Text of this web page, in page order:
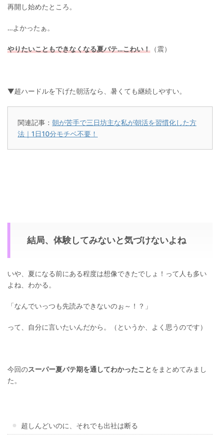
再開し始めたところ。
…よかったぁ。
やりたいこともできなくなる夏バテ…こわい！ （震）
▼超ハードルを下げた朝活なら、暑くても継続しやすい。
関連記事： 朝が苦手で三日坊主な私が朝活を習慣化した方
法｜1日10分モチベ不要！
結局、体験してみないと気づけないよね
いや、夏になる前にある程度は想像できたでしょ！って人も多い
よね、わかる。
「なんでいっつも先読みできないのぉ～！？」
って、自分に言いたいんだから。（というか、よく思うのです）
今回のスーパー夏バテ期を通してわかったことをまとめてみまし
た。
超しんどいのに、それでも出社は断る